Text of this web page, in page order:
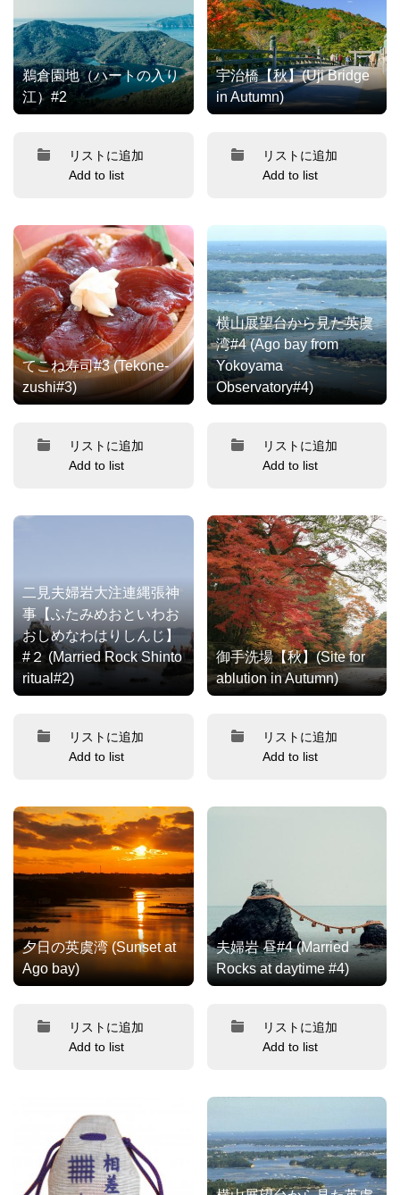
鵜倉園地（ハートの入り
江）#2
リストに追加
Add to list
宇治橋【秋】(Uji Bridge
in Autumn)
リストに追加
Add to list
てこね寿司#3 (Tekone-
zushi#3)
リストに追加
Add to list
横山展望台から見た英虞
湾#4 (Ago bay from
Yokoyama
Observatory#4)
リストに追加
Add to list
二見夫婦岩大注連縄張神
事【ふたみめおといわお
おしめなわはりしんじ】
#２ (Married Rock Shinto
ritual#2)
リストに追加
Add to list
御手洗場【秋】(Site for
ablution in Autumn)
リストに追加
Add to list
夕日の英虞湾 (Sunset at
Ago bay)
リストに追加
Add to list
夫婦岩 昼#4 (Married
Rocks at daytime #4)
リストに追加
Add to list